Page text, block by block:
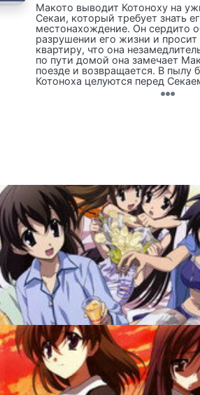
Макото выводит Котоноху на
Секаи, который требует знать
местонахождение. Он сердито
разрушении его жизни и просит
квартиру, что она
по пути домой она замечает
поезде и возвращается. В пылу
Котоноха целуются перед
уходит. Ситуация ухудшается
Секаи с помощью дозуки , в
падает и умирает в фонтане
подруга вышла из строя,
Секаи, но, согласно монологу
там плода.